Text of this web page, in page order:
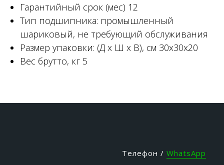
Гарантийный срок (мес) 12
Тип подшипника: промышленный
шариковый, не требующий обслуживания
Размер упаковки: (Д х Ш х В), см 30х30х20
Вес брутто, кг 5
Телефон / WhatsApp